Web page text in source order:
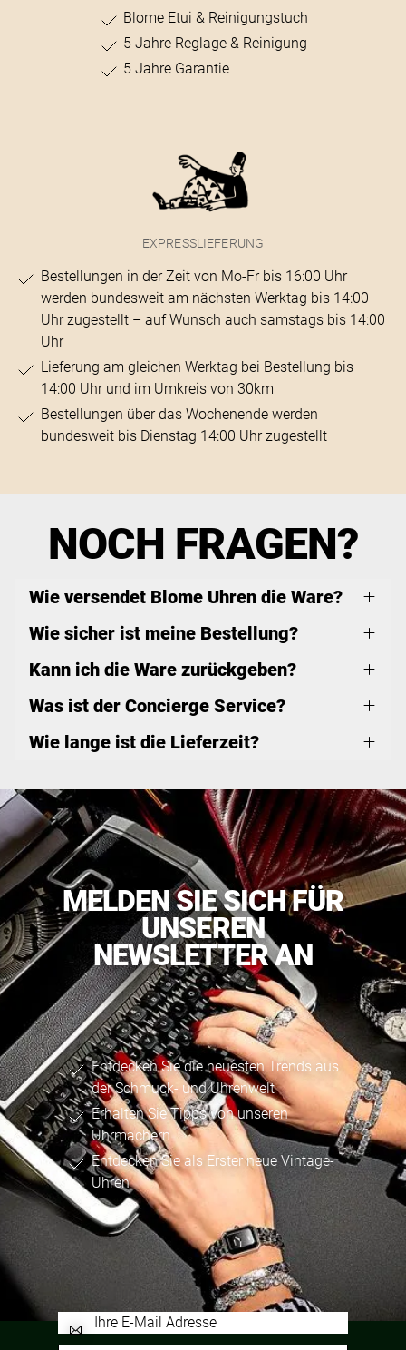
Blome Etui & Reinigungstuch
5 Jahre Reglage & Reinigung
5 Jahre Garantie
EXPRESSLIEFERUNG
Bestellungen in der Zeit von Mo-Fr bis 16:00 Uhr
werden bundesweit am nächsten Werktag bis 14:00
Uhr zugestellt – auf Wunsch auch samstags bis 14:00
Uhr
Lieferung am gleichen Werktag bei Bestellung bis
14:00 Uhr und im Umkreis von 30km
Bestellungen über das Wochenende werden
bundesweit bis Dienstag 14:00 Uhr zugestellt
NOCH FRAGEN?
Wie versendet Blome Uhren die Ware?
Wie sicher ist meine Bestellung?
Kann ich die Ware zurückgeben?
Was ist der Concierge Service?
Wie lange ist die Lieferzeit?
MELDEN SIE SICH FÜR
UNSEREN
NEWSLETTER AN
Entdecken Sie die neuesten Trends aus
der Schmuck- und Uhrenwelt
Erhalten Sie Tipps von unseren
Uhrmachern
Entdecken Sie als Erster neue Vintage-
Uhren